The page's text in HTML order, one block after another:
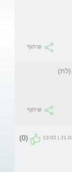
שיתוף
שיתוף
(0)